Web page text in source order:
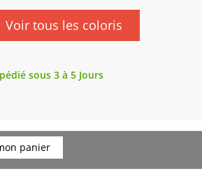
Voir tous les coloris
sous 3 à 5 Jours
panier